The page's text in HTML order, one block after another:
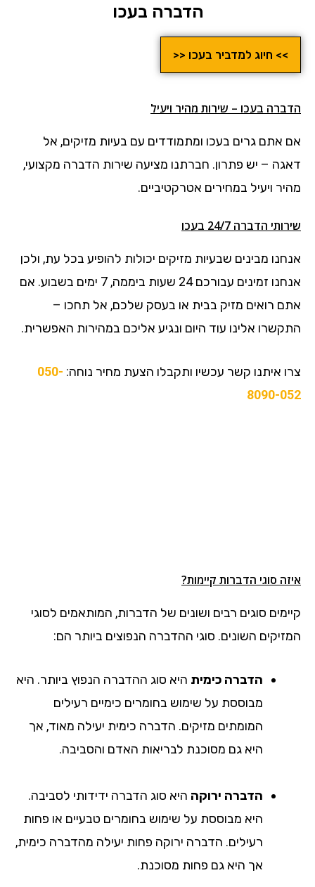
הדברה בעכו
>> חיוג למדביר בעכו <<
הדברה בעכו – שירות מהיר ויעיל
אם אתם גרים בעכו ומתמודדים עם בעיות מזיקים, אל
דאגה – יש פתרון. חברתנו מציעה שירות הדברה מקצועי,
מהיר ויעיל במחירים אטרקטיביים.
שירותי הדברה 24/7 בעכו
אנחנו מבינים שבעיות מזיקים יכולות להופיע בכל עת, ולכן
אנחנו זמינים עבורכם 24 שעות ביממה, 7 ימים בשבוע. אם
אתם רואים מזיק בבית או בעסק שלכם, אל תחכו –
התקשרו אלינו עוד היום ונגיע אליכם במהירות האפשרית.
צרו איתנו קשר עכשיו ותקבלו הצעת מחיר נוחה: 050-
8090-052
איזה סוגי הדברות קיימות?
קיימים סוגים רבים ושונים של הדברות, המותאמים לסוגי
המזיקים השונים. סוגי ההדברה הנפוצים ביותר הם:
הדברה כימית היא סוג ההדברה הנפוץ ביותר. היא
מבוססת על שימוש בחומרים כימיים רעילים
המומתים מזיקים. הדברה כימית יעילה מאוד, אך
היא גם מסוכנת לבריאות האדם והסביבה.
הדברה ירוקה היא סוג הדברה ידידותי לסביבה.
היא מבוססת על שימוש בחומרים טבעיים או פחות
רעילים. הדברה ירוקה פחות יעילה מהדברה כימית,
אך היא גם פחות מסוכנת.